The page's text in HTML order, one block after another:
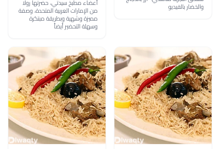
والخضار بالفيديو أعضاء مطبخ سيدتي، حضرتها رولا
من الإمارات العربية المتحدة، وصفة
مميزة وشهية وبطريقة مبتكرة
وسهلة التحضير أيضاً